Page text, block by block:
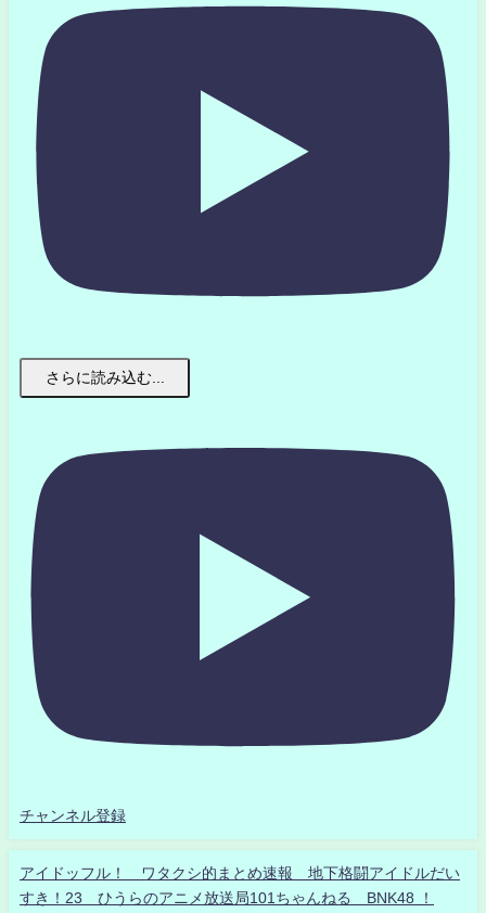
さらに読み込む...
チャンネル登録
アイドッフル！ ワタクシ的まとめ速報 地下格闘アイドルだい
すき！23 ひうらのアニメ放送局101ちゃんねる BNK48 ！